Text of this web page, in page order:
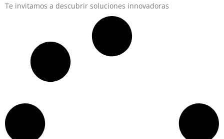
Te invitamos a descubrir soluciones innovadoras